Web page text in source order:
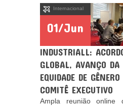
Internacional
01/Jun
INDUSTRIALL:
GLOBAL, AVANÇO DA
EQUIDADE DE
COMITÊ EXECUTIVO
Ampla reunião online